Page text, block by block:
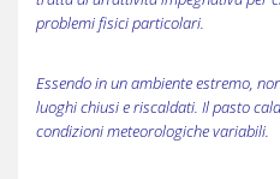
problemi fisici particolari.
Essendo in un ambiente estremo,
luoghi chiusi e riscaldati. Il pasto
condizioni meteorologiche variabili.